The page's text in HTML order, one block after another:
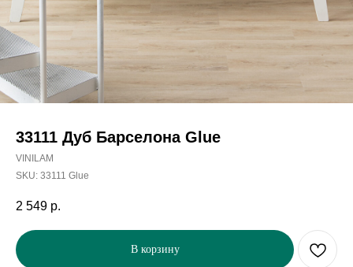
33111 Дуб Барселона Glue
VINILAM
SKU: 33111 Glue
2 549 р.
В корзину